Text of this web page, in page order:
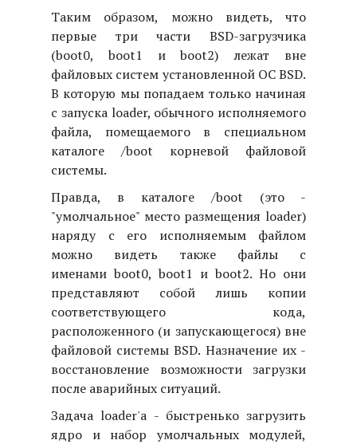
Таким образом, можно видеть, что
первые три части BSD-загрузчика
(boot0, boot1 и boot2) лежат вне
файловых систем установленной ОС BSD.
В которую мы попадаем только начиная
с запуска loader, обычного исполняемого
файла, помещаемого в специальном
каталоге /boot корневой файловой
системы.
Правда, в каталоге /boot (это -
"умолчальное" место размещения loader)
наряду с его исполняемым файлом
можно видеть также файлы с
именами boot0, boot1 и boot2. Но они
представляют собой лишь копии
соответствующего кода,
расположенного (и запускающегося) вне
файловой системы BSD. Назначение их -
восстановление возможности загрузки
после аварийных ситуаций.
Задача loader'а - быстренько загрузить
ядро и набор умолчальных модулей,